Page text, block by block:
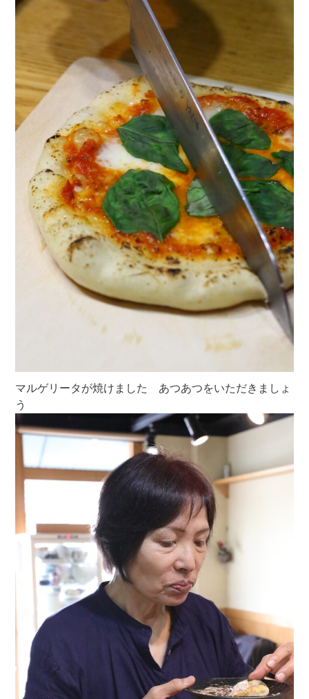
マルゲリータが焼けました あつあつをいただきましょ
う